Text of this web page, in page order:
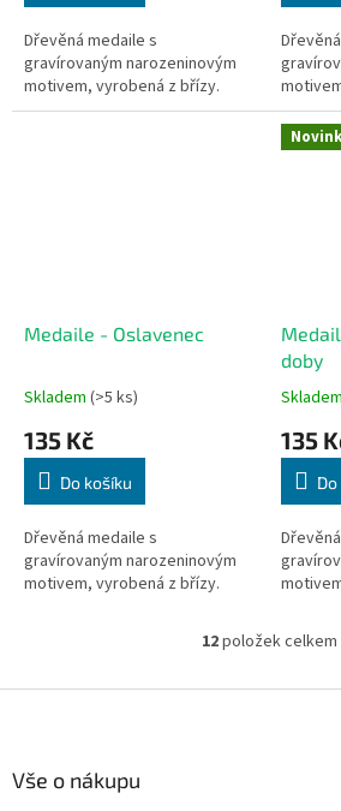
Dřevěná medaile s
gravírovaným narozeninovým
motivem, vyrobená z břízy.
Medaile - Oslavenec
Skladem (>5 ks)
135 Kč
Do košíku
Dřevěná medaile s
gravírovaným narozeninovým
motivem, vyrobená z břízy.
doby
Skladem
135
O
l
12položek celkem
Vše o nákupu